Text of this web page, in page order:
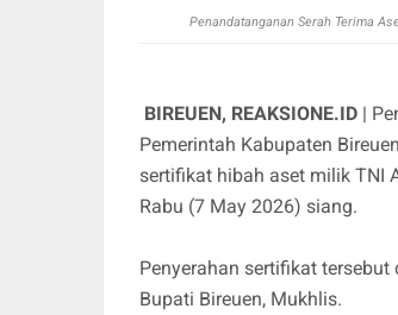
Penandatanganan Serah Terima
BIREUEN, REAKSIONE.ID |
Pemerintah Kabupaten
sertifikat hibah aset milik TNI
Rabu (7 May 2026) siang.
Penyerahan sertifikat
Bupati Bireuen, Mukhlis.